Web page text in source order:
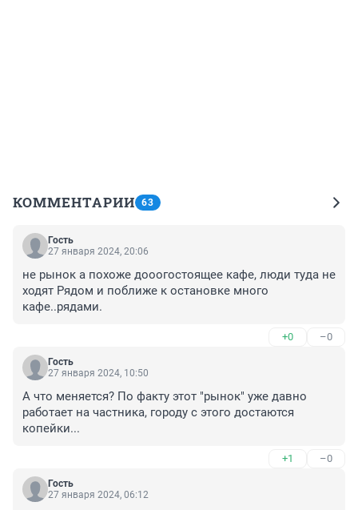
КОММЕНТАРИИ 63
Гость
27 января 2024, 20:06
не рынок а похоже дооогостоящее кафе, люди туда не
ходят Рядом и поближе к остановке много
кафе..рядами.
+0 –0
Гость
27 января 2024, 10:50
А что меняется? По факту этот "рынок" уже давно
работает на частника, городу с этого достаются
копейки...
+1 –0
Гость
27 января 2024, 06:12